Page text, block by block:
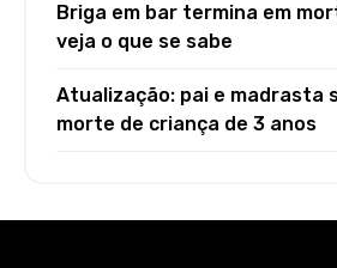
Briga em bar termina em
veja o que se sabe
Atualização: pai e madrasta
morte de criança de 3 anos